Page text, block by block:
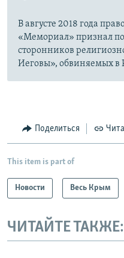
В августе 2018 года
«Мемориал» признал
сторонников
Иеговы», обвиняемых в
Поделиться
This item is part of
Новости Весь Крым
ЧИТАЙТЕ ТАКЖЕ: